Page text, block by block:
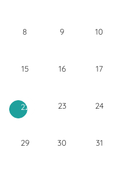
8 9 10
15 16 17
22 23 24
29 30 31